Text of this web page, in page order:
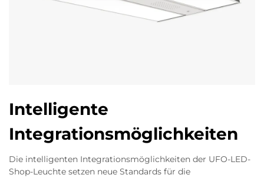
Intelligente
Integrationsmöglichkeiten
Die intelligenten Integrationsmöglichkeiten der UFO-LED-
Shop-Leuchte setzen neue Standards für die